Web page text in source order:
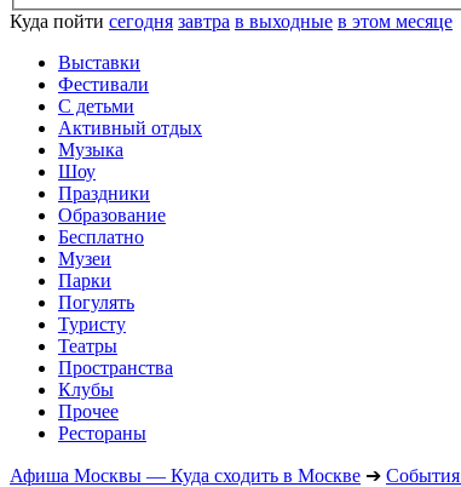
Куда пойти сегодня завтра в выходные в этом месяце
Выставки
Фестивали
С детьми
Активный отдых
Музыка
Шоу
Праздники
Образование
Бесплатно
Музеи
Парки
Погулять
Туристу
Театры
Пространства
Клубы
Прочее
Рестораны
Афиша Москвы — Куда сходить в Москве ➔ События